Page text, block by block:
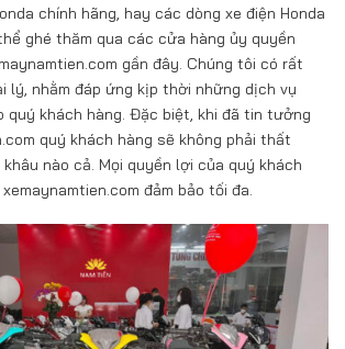
chính hãng, hay các dòng xe điện Honda
ghé thăm qua các cửa hàng ủy quyền
gần đây. Chúng tôi có rất
lý, nhằm đáp ứng kịp thời những dịch vụ
quý khách hàng. Đặc biệt, khi đã tin tưởng
quý khách hàng sẽ không phải thất
nào cả. Mọi quyền lợi của quý khách
đảm bảo tối đa.